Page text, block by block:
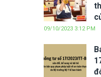
09/10/2023 3:12 PM